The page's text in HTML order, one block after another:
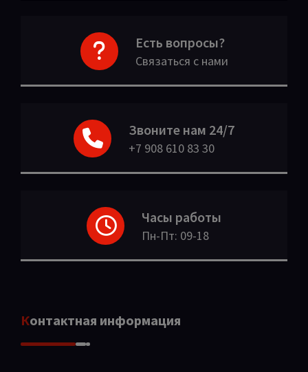
Есть вопросы?
Связаться с нами
Звоните нам 24/7
+7 908 610 83 30
Часы работы
Пн-Пт: 09-18
Контактная информация